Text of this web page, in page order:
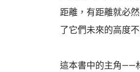
距離，有距離就必
了它們未來的高度
這本書中的主角——